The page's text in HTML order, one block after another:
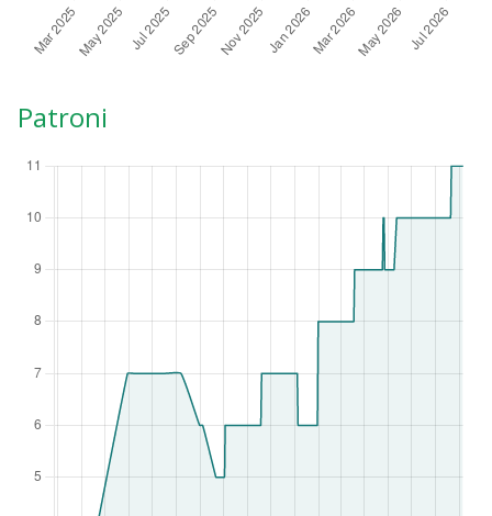
Patroni